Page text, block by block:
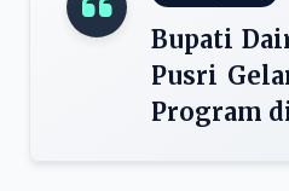
Bupati
Pusri
Program